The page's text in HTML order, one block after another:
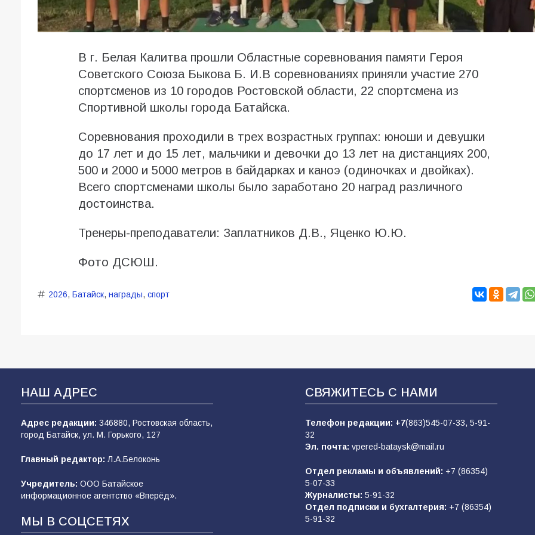
В г. Белая Калитва прошли Областные соревнования памяти Героя
Советского Союза Быкова Б. И.В соревнованиях приняли участие 270
спортсменов из 10 городов Ростовской области, 22 спортсмена из
Спортивной школы города Батайска.
Соревнования проходили в трех возрастных группах: юноши и девушки
до 17 лет и до 15 лет, мальчики и девочки до 13 лет на дистанциях 200,
500 и 2000 и 5000 метров в байдарках и каноэ (одиночках и двойках).
Всего спортсменами школы было заработано 20 наград различного
достоинства.
Тренеры-преподаватели: Заплатников Д.В., Яценко Ю.Ю.
Фото ДСЮШ.
2026, Батайск, награды, спорт
НАШ АДРЕС
Адрес редакции: 346880, Ростовская область,
город Батайск, ул. М. Горького, 127
Главный редактор: Л.А.Белоконь
Учредитель: ООО Батайское
информационное агентство «Вперёд».
МЫ В СОЦСЕТЯХ
СВЯЖИТЕСЬ С НАМИ
Телефон редакции: +7(863)545-07-33, 5-91-
32
Эл. почта: vpered-bataysk@mail.ru
Отдел рекламы и объявлений: +7 (86354)
5-07-33
Журналисты: 5-91-32
Отдел подписки и бухгалтерия: +7 (86354)
5-91-32